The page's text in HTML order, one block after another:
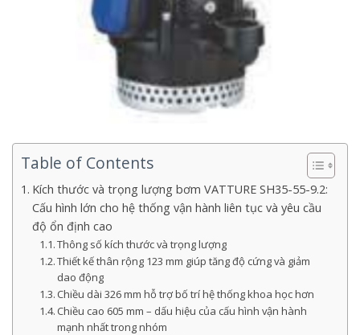
Table of Contents
Kích thước và trọng lượng bơm VATTURE SH35-55-9.2:
Cấu hình lớn cho hệ thống vận hành liên tục và yêu cầu
độ ổn định cao
Thông số kích thước và trọng lượng
Thiết kế thân rộng 123 mm giúp tăng độ cứng và giảm
dao động
Chiều dài 326 mm hỗ trợ bố trí hệ thống khoa học hơn
Chiều cao 605 mm – dấu hiệu của cấu hình vận hành
mạnh nhất trong nhóm